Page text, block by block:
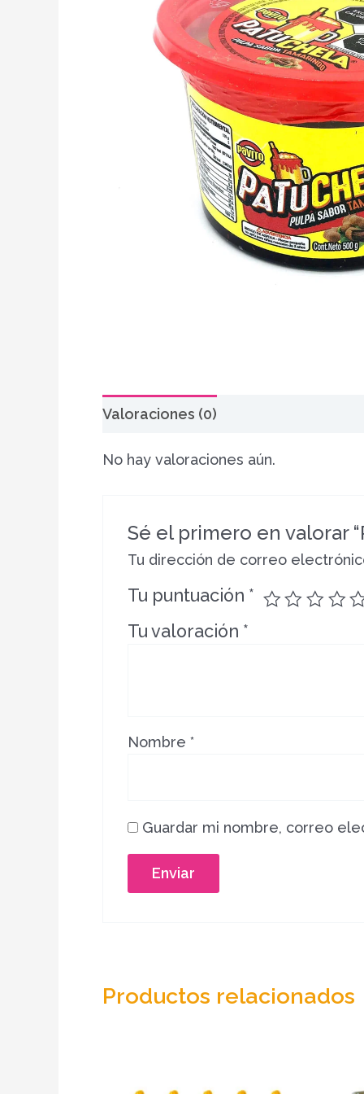
Valoraciones (0)
No hay valoraciones aún.
Sé el primero en valorar
Tu dirección de correo
Tu puntuación *
Tu valoración *
Nombre*
Guardar mi nombre, correo
Productos relacionados